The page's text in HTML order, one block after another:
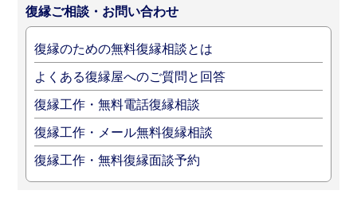
復縁ご相談・お問い合わせ
復縁のための無料復縁相談とは
よくある復縁屋へのご質問と回答
復縁工作・無料電話復縁相談
復縁工作・メール無料復縁相談
復縁工作・無料復縁面談予約